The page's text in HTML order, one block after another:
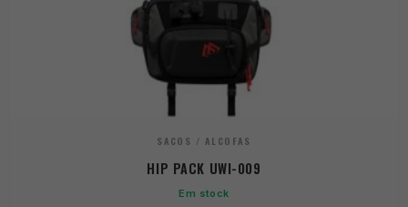
SACOS / ALCOFAS
HIP PACK UWI-009
Em stock